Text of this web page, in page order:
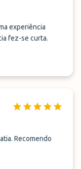
experiência
fez-se curta.
Recomendo